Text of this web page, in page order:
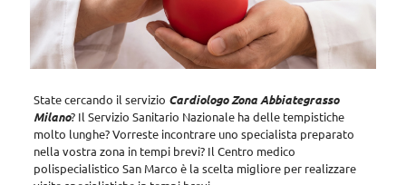
State cercando il servizio Cardiologo Zona Abbiategrasso
Milano? Il Servizio Sanitario Nazionale ha delle tempistiche
molto lunghe? Vorreste incontrare uno specialista preparato
nella vostra zona in tempi brevi? Il Centro medico
polispecialistico San Marco è la scelta migliore per realizzare